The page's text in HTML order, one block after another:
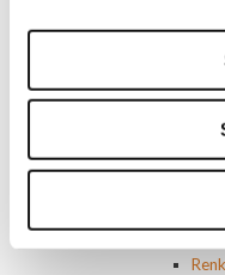
Renkaat ja